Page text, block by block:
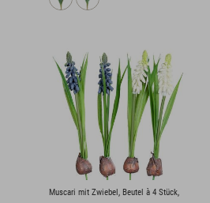
Muscari mit Zwiebel, Beutel à 4 Stück,